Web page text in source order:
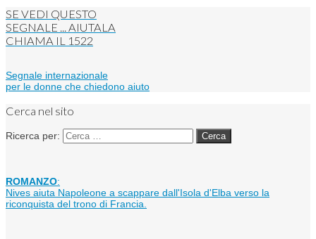
SE VEDI QUESTO
SEGNALE ... AIUTALA
CHIAMA IL 1522
Segnale internazionale
per le donne che chiedono aiuto
Cerca nel sito
Ricerca per:
ROMANZO:
Nives aiuta Napoleone a scappare dall'Isola d'Elba verso la
riconquista del trono di Francia.